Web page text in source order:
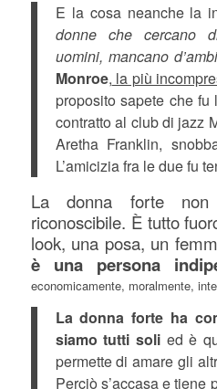
E la cosa neanche la
donne che cercano
uomini, mancano
Monroe, la più
proposito sapete che
contratto al club di jazz
Aretha Franklin,
L’amicizia fra le due fu
La donna forte non
riconoscibile. È tutto
look, una posa, un
è una persona
economicamente, moralmente,
La donna forte ha
siamo tutti soli ed è
permette di amare gli
Perciò s’accasa e tiene